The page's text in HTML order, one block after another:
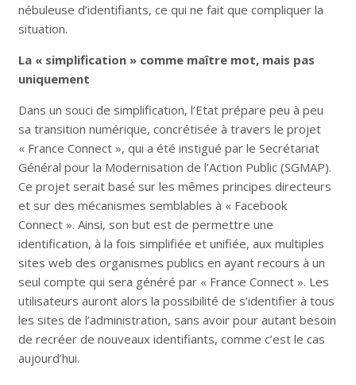
nébuleuse d’identifiants, ce qui ne fait que compliquer la
situation.
La « simplification » comme maître mot, mais pas
uniquement
Dans un souci de simplification, l’Etat prépare peu à peu
sa transition numérique, concrétisée à travers le projet
« France Connect », qui a été instigué par le Secrétariat
Général pour la Modernisation de l’Action Public (SGMAP).
Ce projet serait basé sur les mêmes principes directeurs
et sur des mécanismes semblables à « Facebook
Connect ». Ainsi, son but est de permettre une
identification, à la fois simplifiée et unifiée, aux multiples
sites web des organismes publics en ayant recours à un
seul compte qui sera généré par « France Connect ». Les
utilisateurs auront alors la possibilité de s’identifier à tous
les sites de l’administration, sans avoir pour autant besoin
de recréer de nouveaux identifiants, comme c’est le cas
aujourd’hui.